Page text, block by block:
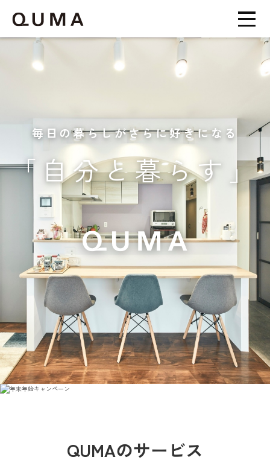
毎日の暮らしがさらに好きになる
「自分と暮らす」
QUMAのサービス